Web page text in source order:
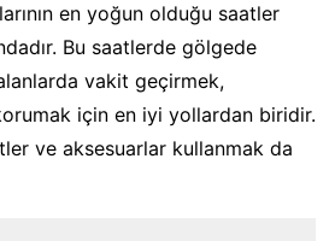
en yoğun olduğu saatler
Bu saatlerde gölgede
vakit geçirmek,
için en iyi yollardan biridir.
ve aksesuarlar kullanmak da